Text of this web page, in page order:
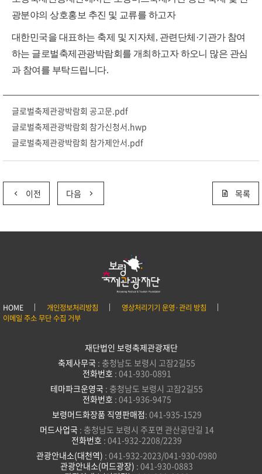
광분야의 상호홍보 추진 및 교류를 하고자
대한민국을 대표하는 축제 및 지자체, 관련단체·기관가 참여
하는 글로벌축제관광박람회를 개최 하고자하오니 많은 관심
과 참여를 부탁드립니다.
글로벌축제관광박람회 공고문.pdf
글로벌축제관광박람회 참가신청서.hwp
글로벌축제관광박람회 참가제안서.pdf
이전 다음 목록
HOME 개인정보처리방침
영상처리기기 운영·관리 방침
이메일 주소 무단 수집 거부
재단법인 보령축제관광재단
축제사무국 : 충청남도 보령시 고잠2길55
전화번호 : 041-930-0891
테마파크운영국 : 충청남도 보령시 고잠2길55
전화번호 : 041-936-9475
보령머드화장품 직영판매점: 041-935-1529
머드사업국 : 충청남도 보령시 주포면 관산공단길 14
전화번호 : 041-932-2208/2239
관광안내소(대천역) : 041-932-2023/041-930-0980
관광안내소(머드광장) : 041-930-0883